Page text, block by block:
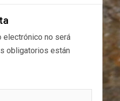
electrónico no será
obligatorios están